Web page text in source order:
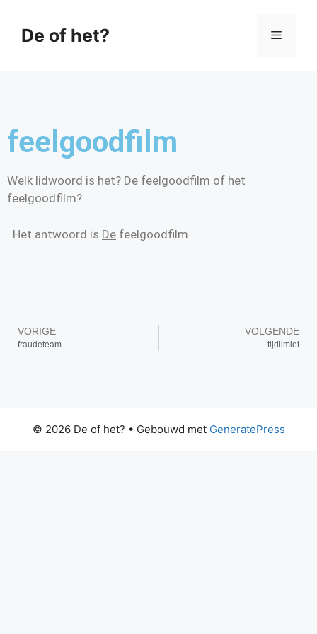
De of het?
feelgoodfilm
Welk lidwoord is het? De feelgoodfilm of het
feelgoodfilm?
. Het antwoord is De feelgoodfilm
VORIGE
fraudeteam
VOLGENDE
tijdlimiet
© 2026 De of het? • Gebouwd met GeneratePress